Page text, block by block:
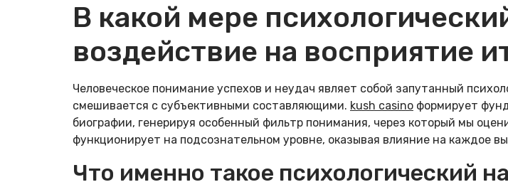
В какой мере
воздействие на восприятие
Человеческое понимание успехов и неудач являет собой запутанный
смешивается с субъективными составляющими. kush casino формирует
биографии, генерируя особенный фильтр понимания, через который мы
функционирует на подсознательном уровне, оказывая влияние на каждое
Что именно такое психологический